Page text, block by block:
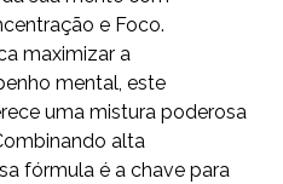
e Foco.
maximizar a
mental, este
uma mistura poderosa
alta
fórmula é a chave para